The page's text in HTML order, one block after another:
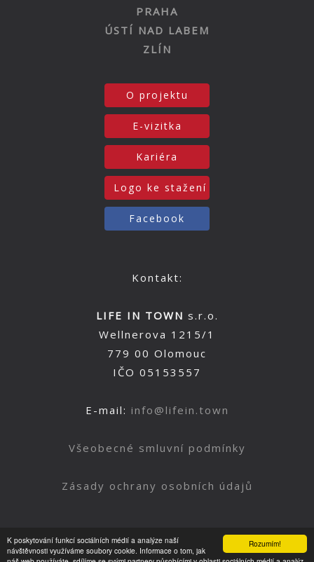
Rozumím!
K poskytování funkcí sociálních médií a analýze naší
návštěvnosti využíváme soubory cookie. Informace o tom, jak
PRAHA
ÚSTÍ NAD LABEM
ZLÍN
O projektu
E-vizitka
Kariéra
Logo ke stažení
Facebook
Kontakt:
LIFE IN TOWN s.r.o.
Wellnerova 1215/1
779 00 Olomouc
IČO 05153557
E-mail: info@lifein.town
Všeobecné smluvní podmínky
Zásady ochrany osobních údajů
Nahoru